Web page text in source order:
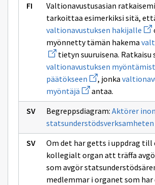
Valtionavustusasian
tarkoittaa esimerkiksi sitä,
valtionavustuksen hakijalle
myönnetty tämän hakema
tietyn suuruisena. Ratkaisu
valtionavustuksen
päätökseen Avaa
uuden
ikkunan
sivulle
valtionavustuksen
myöntämistä
koskevaan
päätökseen
, jonka
myöntäjä Avaa
uuden
ikkunan
sivulle
valtionavustuksen
myöntäjä
antaa.
Begreppsdiagram: Aktörer
statsunderstödsverksamheten
Om det har getts i uppdrag
kollegialt organ att träffa
som avgör
medlemmar i organet som